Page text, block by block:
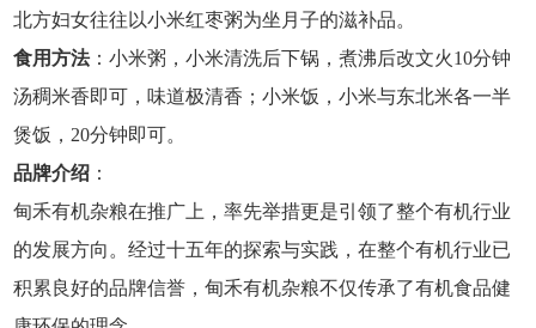
北方妇女往往以小米红枣粥为坐月子的滋补品。
食用方法：小米粥，小米清洗后下锅，煮沸后改文火10分钟
汤稠米香即可，味道极清香；小米饭，小米与东北米各一半
煲饭，20分钟即可。
品牌介绍 ：
甸禾有机杂粮在推广上，率先举措更是引领了整个有机行业
的发展方向。经过十五年的探索与实践，在整个有机行业已
积累良好的品牌信誉，甸禾有机杂粮不仅传承了有机食品健